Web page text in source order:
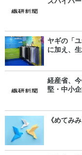
ヤギの「
に加え、
経産省、
堅・中小
《めてみ